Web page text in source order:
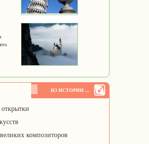
ИЗ ИСТОРИИ ...
композиторов